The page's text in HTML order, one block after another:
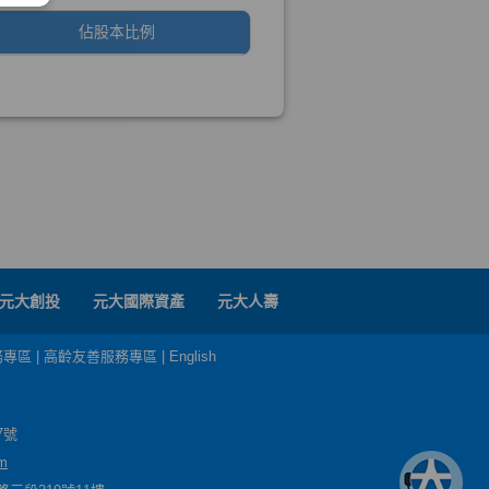
元大創投 元大國際資產 元大人壽
區 高齡友善服務專區 English
號